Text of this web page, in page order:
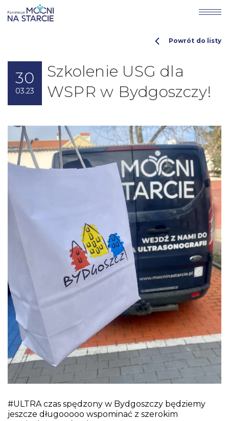
30
03.23
Szkolenie USG dla
WSPR w Bydgoszczy!
Powrót do listy
#ULTRA czas spędzony w Bydgoszczy będziemy
jeszcze długooooo wspominać z szerokim